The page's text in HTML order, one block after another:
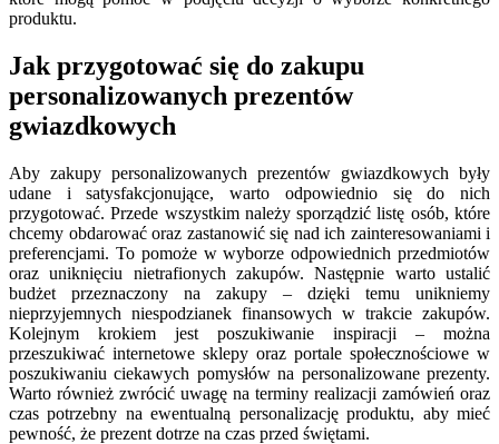
produktu.
Jak przygotować się do zakupu
personalizowanych prezentów
gwiazdkowych
Aby zakupy personalizowanych prezentów gwiazdkowych były
udane i satysfakcjonujące, warto odpowiednio się do nich
przygotować. Przede wszystkim należy sporządzić listę osób, które
chcemy obdarować oraz zastanowić się nad ich zainteresowaniami i
preferencjami. To pomoże w wyborze odpowiednich przedmiotów
oraz uniknięciu nietrafionych zakupów. Następnie warto ustalić
budżet przeznaczony na zakupy – dzięki temu unikniemy
nieprzyjemnych niespodzianek finansowych w trakcie zakupów.
Kolejnym krokiem jest poszukiwanie inspiracji – można
przeszukiwać internetowe sklepy oraz portale społecznościowe w
poszukiwaniu ciekawych pomysłów na personalizowane prezenty.
Warto również zwrócić uwagę na terminy realizacji zamówień oraz
czas potrzebny na ewentualną personalizację produktu, aby mieć
pewność, że prezent dotrze na czas przed świętami.